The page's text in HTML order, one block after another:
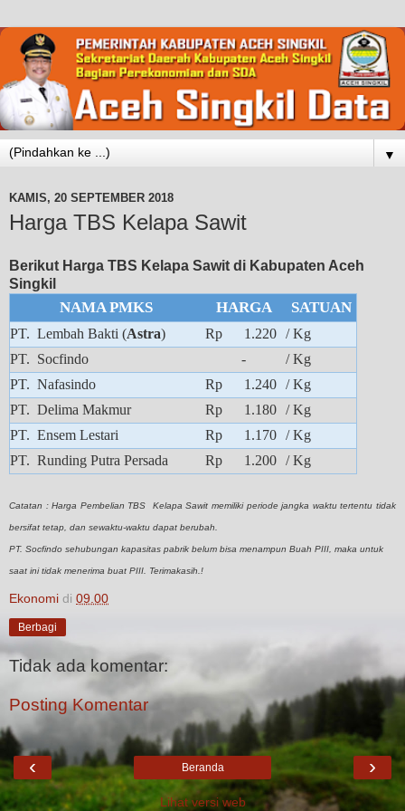
▼
KAMIS, 20 SEPTEMBER 2018
Harga TBS Kelapa Sawit
Berikut Harga TBS Kelapa Sawit di Kabupaten Aceh
Singkil
NAMA PMKS HARGA SATUAN
PT. Lembah Bakti (Astra) Rp 1.220 / Kg
PT. Socfindo
-
/ Kg
PT. Nafasindo
Rp 1.240 / Kg
PT. Delima Makmur
Rp 1.180 / Kg
PT. Ensem Lestari
Rp 1.170 / Kg
PT. Runding Putra Persada
Rp 1.200 / Kg
Catatan : Harga Pembelian TBS Kelapa Sawit memiliki periode jangka waktu tertentu tidak
bersifat tetap, dan sewaktu-waktu dapat berubah.
PT. Socfindo sehubungan kapasitas pabrik belum bisa menampun Buah PIII, maka untuk
saat ini tidak menerima buat PIII. Terimakasih.!
Ekonomi di 09.00
Berbagi
Tidak ada komentar:
Posting Komentar
‹ ›
Beranda
Lihat versi web